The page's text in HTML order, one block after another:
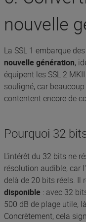
nouvelle
La SSL 1 embarque des
nouvelle génération,
équipent les SSL 2
souligné, car
contentent encore de
Pourquoi 32
L'intérêt du 32 bits ne
résolution audible, car
delà de 20 bits réels. Il
disponible : avec 32
500 dB de plage utile,
Concrètement, cela